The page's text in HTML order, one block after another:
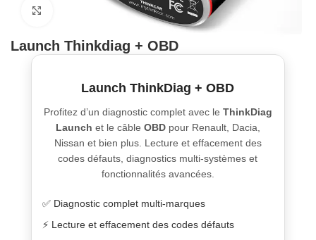
Click to enlarge
Launch Thinkdiag + OBD
Launch ThinkDiag + OBD
Profitez d’un diagnostic complet avec le ThinkDiag
Launch et le câble OBDpour Renault, Dacia,
Nissan et bien plus. Lecture et effacement des
codes défauts, diagnostics multi-systèmes et
fonctionnalités avancées.
✅ Diagnostic complet multi-marques
⚡ Lecture et effacement des codes défauts